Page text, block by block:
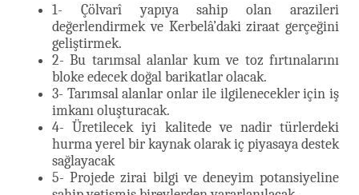
1- Çölvarî yapıya sahip olan arazileri
değerlendirmek ve Kerbelâ’daki ziraat gerçeğini
geliştirmek.
2- Bu tarımsal alanlar kum ve toz fırtınalarını
bloke edecek doğal barikatlar olacak.
3- Tarımsal alanlar onlar ile ilgilenecekler için iş
imkanı oluşturacak.
4- Üretilecek iyi kalitede ve nadir türlerdeki
hurma yerel bir kaynak olarak iç piyasaya destek
sağlayacak
5- Projede zirai bilgi ve deneyim potansiyeline